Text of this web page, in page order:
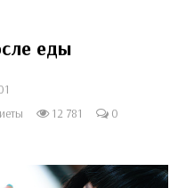
еды
12 781 0